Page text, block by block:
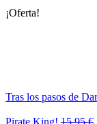
¡Oferta!
Tras los pasos de
Pirate King! 15,95€